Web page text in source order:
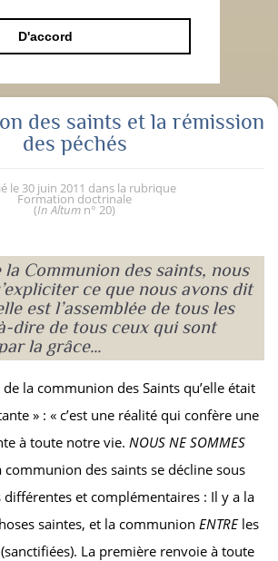
D'accord
des saints et la rémission
des péchés
le 30 juin 2011 dans la rubrique
Formation doctrinale
(In Altum n° 20)
la Communion des saints, nous
ce que nous avons dit
est l’assemblée de tous les
dire de tous ceux qui sont
la grâce...
la communion des Saints qu’elle était
» : « c’est une réalité qui confère une
à toute notre vie. NOUS NE SOMMES
communion des saints se décline sous
et complémentaires : Il y a la
saintes, et la communion ENTREles
La première renvoie à toute